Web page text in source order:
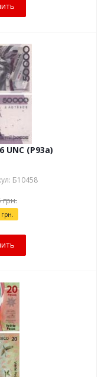
UNC (P93a)
Б10458
грн.
грн.